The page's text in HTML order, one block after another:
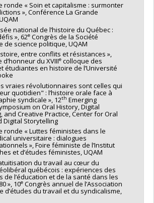
ronde « Soin et capitalisme : surmonter
», Conférence La Grande
national de l’histoire du Québec :
», 62e Congrès de la Société
de science politique, UQAM
entre conflits et résistances »,
du XVIIIe colloque des
étudiantes en histoire de l’Université
vraies révolutionnaires sont celles qui
quotidien" : l’histoire orale face à
syndicale », 12th Emerging
on Oral History, Digital
and Creative Practice, Center for Oral
Digital Storytelling
ronde « Luttes féministes dans le
universitaire : dialogues
», Foire féministe de l’Institut
et d’études féministes, UQAM
du travail au cœur du
québécois : expériences des
de l’éducation et de la santé dans les
», 10e Congrès annuel de l’Association
d’études du travail et du syndicalisme,